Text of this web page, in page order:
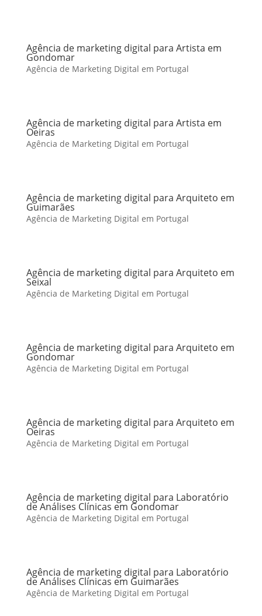
Agência de marketing digital para Artista em
Gondomar
Agência de Marketing Digital em Portugal
Agência de marketing digital para Artista em
Oeiras
Agência de Marketing Digital em Portugal
Agência de marketing digital para Arquiteto em
Guimarães
Agência de Marketing Digital em Portugal
Agência de marketing digital para Arquiteto em
Seixal
Agência de Marketing Digital em Portugal
Agência de marketing digital para Arquiteto em
Gondomar
Agência de Marketing Digital em Portugal
Agência de marketing digital para Arquiteto em
Oeiras
Agência de Marketing Digital em Portugal
Agência de marketing digital para Laboratório
de Análises Clínicas em Gondomar
Agência de Marketing Digital em Portugal
Agência de marketing digital para Laboratório
de Análises Clínicas em Guimarães
Agência de Marketing Digital em Portugal